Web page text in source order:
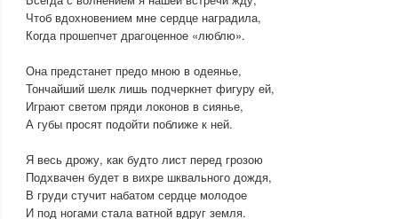
Чтоб вдохновением мне сердце наградила,
Когда прошепчет драгоценное «люблю».
Она предстанет предо мною в одеянье,
Тончайший шелк лишь подчеркнет фигуру ей,
Играют светом пряди локонов в сиянье,
А губы просят подойти поближе к ней.
Я весь дрожу, как будто лист перед грозою
Подхвачен будет в вихре шквального дождя,
В груди стучит набатом сердце молодое
И под ногами стала ватной вдруг земля.